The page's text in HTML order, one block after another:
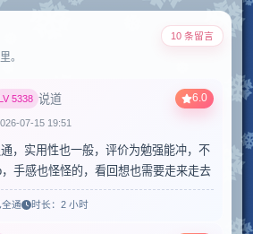
。
10 条留言
6.0
LV5338 说道
07-15 19:51
，实用性也一般，评价为勉强能冲，不
手感也怪怪的，看回想也需要走来走去
全通 时长： 2 小时